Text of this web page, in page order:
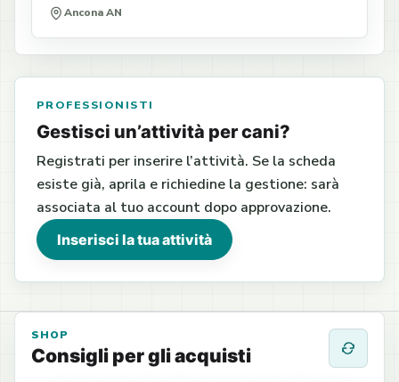
Ancona AN
PROFESSIONISTI
Gestisci un’attività per cani?
Registrati per inserire l’attività. Se la scheda
esiste già, aprila e richiedine la gestione: sarà
associata al tuo account dopo approvazione.
Inserisci la tua attività
SHOP
Consigli per gli acquisti